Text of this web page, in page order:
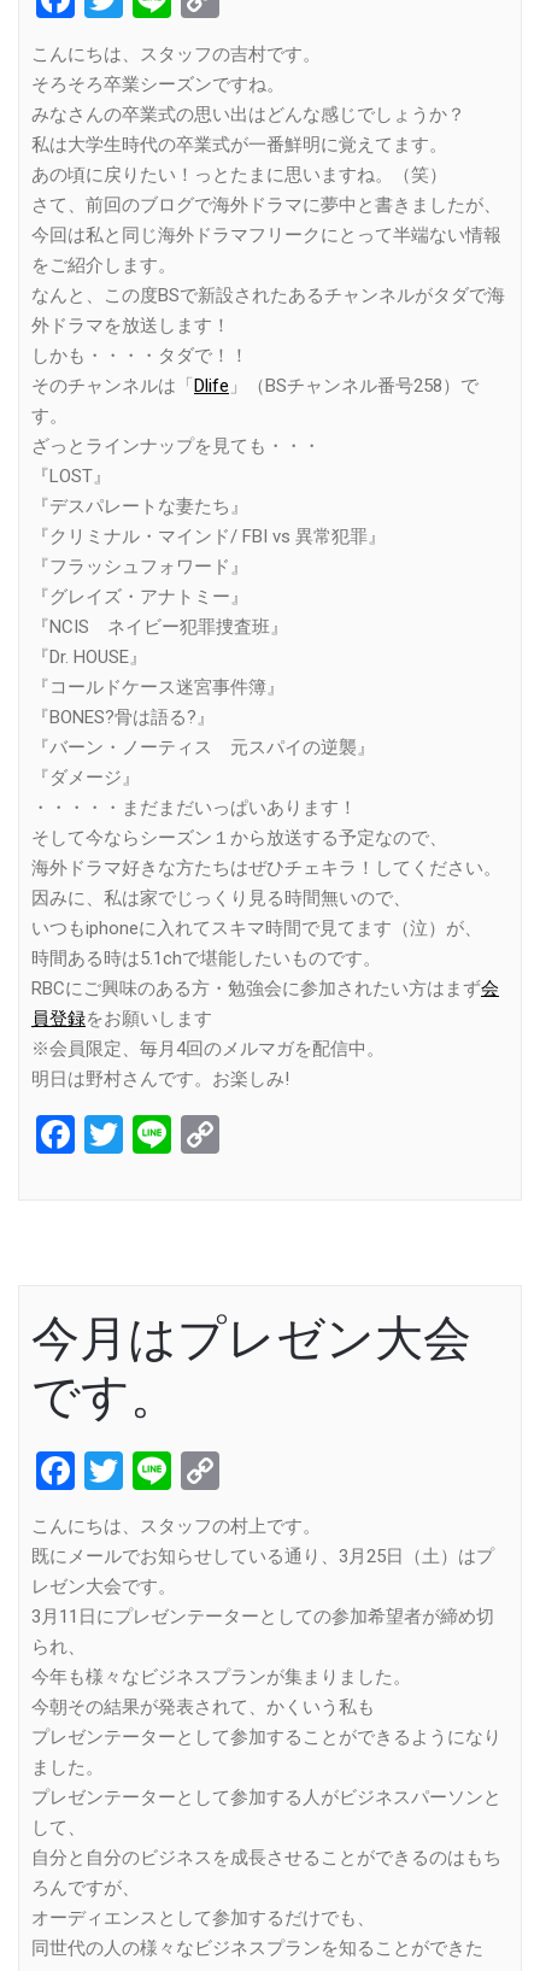
Link
こんにちは、スタッフの吉村です。
そろそろ卒業シーズンですね。
みなさんの卒業式の思い出はどんな感じでしょうか？
私は大学生時代の卒業式が一番鮮明に覚えてます。
あの頃に戻りたい！っとたまに思いますね。（笑）
さて、前回のブログで海外ドラマに夢中と書きましたが、
今回は私と同じ海外ドラマフリークにとって半端ない情報
をご紹介します。
なんと、この度BSで新設されたあるチャンネルがタダで海
外ドラマを放送します！
しかも・・・・タダで！！
そのチャンネルは「Dlife 」（BSチャンネル番号258）で
す。
ざっとラインナップを見ても・・・
『LOST』
『デスパレートな妻たち』
『クリミナル・マインド/ FBI vs 異常犯罪』
『フラッシュフォワード』
『グレイズ・アナトミー』
『NCIS ネイビー犯罪捜査班』
『Dr. HOUSE』
『コールドケース迷宮事件簿』
『BONES?骨は語る?』
『バーン・ノーティス 元スパイの逆襲』
『ダメージ』
・・・・・まだまだいっぱいあります！
そして今ならシーズン１から放送する予定なので、
海外ドラマ好きな方たちはぜひチェキラ！してください。
因みに、私は家でじっくり見る時間無いので、
いつもiphoneに入れてスキマ時間で見てます（泣）が、
時間ある時は5.1chで堪能したいものです。
RBCにご興味のある方・勉強会に参加されたい方はまず会
員登録をお願いします
※会員限定、毎月4回のメルマガを配信中。
明日は野村さんです。お楽しみ!
Facebook
Twitter
Line
今月はプレゼン大会
です。
Facebook
Twitter
Line
Link
こんにちは、スタッフの村上です。
既にメールでお知らせしている通り、3月25日（土）はプ
レゼン大会です。
3月11日にプレゼンテーターとしての参加希望者が締め切
られ、
今年も様々なビジネスプランが集まりました。
今朝その結果が発表されて、かくいう私も
プレゼンテーターとして参加することができるようになり
ました。
プレゼンテーターとして参加する人がビジネスパーソンと
して、
自分と自分のビジネスを成長させることができるのはもち
ろんですが、
オーディエンスとして参加するだけでも、
同世代の人の様々なビジネスプランを知ることができた